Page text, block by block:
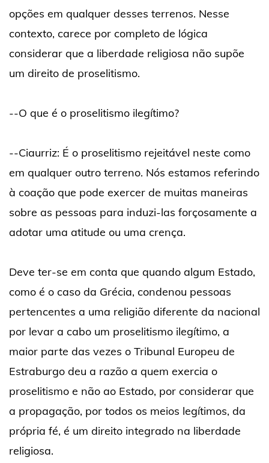
opções em qualquer desses terrenos. Nesse
contexto, carece por completo de lógica
considerar que a liberdade religiosa não supõe
um direito de proselitismo.
--O que é o proselitismo ilegítimo?
--Ciaurriz: É o proselitismo rejeitável neste como
em qualquer outro terreno. Nós estamos referindo
à coação que pode exercer de muitas maneiras
sobre as pessoas para induzi-las forçosamente a
adotar uma atitude ou uma crença.
Deve ter-se em conta que quando algum Estado,
como é o caso da Grécia, condenou pessoas
pertencentes a uma religião diferente da nacional
por levar a cabo um proselitismo ilegítimo, a
maior parte das vezes o Tribunal Europeu de
Estraburgo deu a razão a quem exercia o
proselitismo e não ao Estado, por considerar que
a propagação, por todos os meios legítimos, da
própria fé, é um direito integrado na liberdade
religiosa.